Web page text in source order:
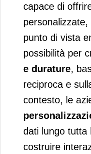
capace di
punto di vista
possibilità per
e durature,
reciproca e
contesto, le
dati lungo tutta
costruire